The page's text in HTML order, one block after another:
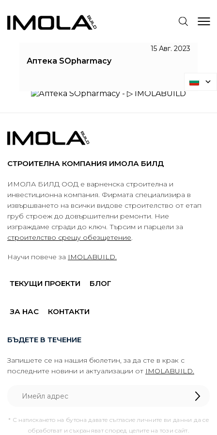
АПТЕКА SOPHARMACY
IMOLABUILD Аптека SOpharmacy
15 Авг. 2023
Аптека SOpharmacy
СТРОИТЕЛНА КОМПАНИЯ ИМОЛА БИЛД
ИМОЛА БИЛД ООД е варненска строителна и
инвестиционна компания. Фирмата специализира в
извършването на всички видове строителство от етап
груб строеж до довършителни ремонти. Ние
изграждаме сгради до ключ. Търсим и парцели за
строителство срещу обезщетение.
Научи повече за IMOLABUILD.
ТЕКУЩИ ПРОЕКТИ БЛОГ
ЗА НАС КОНТАКТИ
БЪДЕТЕ В ТЕЧЕНИЕ
Запишете се на нашия бюлетин, за да сте в крак с
последните новини и актуализации от IMOLABUILD.
* С натискането на бутона давате съгласие личните ви данни да се
обработват и съхраняват според целите на този сайт.